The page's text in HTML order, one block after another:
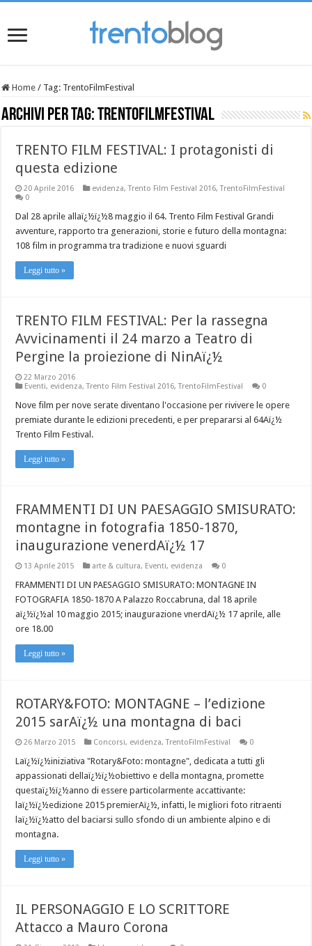
Home / Tag: TrentoFilmFestival
Archivi per tag:TrentoFilmFestival
TRENTO FILM FESTIVAL: I protagonisti di
questa edizione
20 Aprile 2016 evidenza,Trento Film Festival 2016,TrentoFilmFestival
0
Dal 28 aprile allaï¿½ï¿½8 maggio il 64. Trento Film Festival Grandi
avventure, rapporto tra generazioni, storie e futuro della montagna:
108 film in programma tra tradizione e nuovi sguardi
Leggi tutto »
TRENTO FILM FESTIVAL: Per la rassegna
Avvicinamenti il 24 marzo a Teatro di
Pergine la proiezione di NinAï¿½
22 Marzo 2016
Eventi, evidenza,Trento Film Festival 2016,TrentoFilmFestival 0
Nove film per nove serate diventano l'occasione per rivivere le opere
premiate durante le edizioni precedenti, e per prepararsi al 64Aï¿½
Trento Film Festival.
Leggi tutto »
FRAMMENTI DI UN PAESAGGIO SMISURATO:
montagne in fotografia 1850-1870,
inaugurazione venerdAï¿½ 17
13 Aprile 2015 arte & cultura, Eventi, evidenza 0
FRAMMENTI DI UN PAESAGGIO SMISURATO: MONTAGNE IN
FOTOGRAFIA 1850-1870 A Palazzo Roccabruna, dal 18 aprile
aï¿½ï¿½al 10 maggio 2015; inaugurazione vnerdAï¿½ 17 aprile, alle
ore 18.00
Leggi tutto »
ROTARY&FOTO: MONTAGNE – l’edizione
2015 sarAï¿½ una montagna di baci
26 Marzo 2015 Concorsi, evidenza,TrentoFilmFestival 0
Laï¿½ï¿½iniziativa "Rotary&Foto: montagne", dedicata a tutti gli
appassionati dellaï¿½ï¿½obiettivo e della montagna, promette
questaï¿½ï¿½anno di essere particolarmente accattivante:
laï¿½ï¿½edizione 2015 premierAï¿½, infatti, le migliori foto ritraenti
laï¿½ï¿½atto del baciarsi sullo sfondo di un ambiente alpino e di
montagna.
Leggi tutto »
IL PERSONAGGIO E LO SCRITTORE
Attacco a Mauro Corona